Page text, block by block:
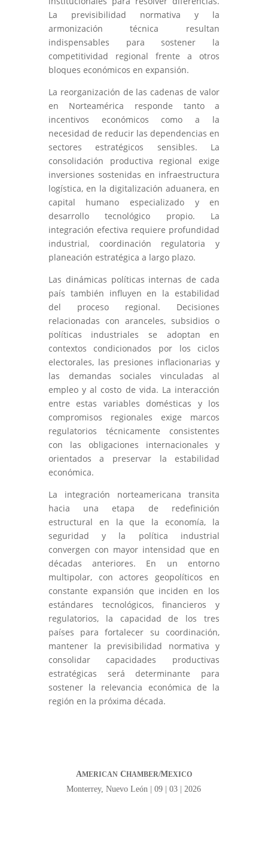
La previsibilidad normativa y la
armonización técnica resultan
indispensables para sostener la
competitividad regional frente a otros
bloques económicos en expansión.
La reorganización de las cadenas de valor
en Norteamérica responde tanto a
incentivos económicos como a la
necesidad de reducir las dependencias en
sectores estratégicos sensibles. La
consolidación productiva regional exige
inversiones sostenidas en infraestructura
logística, en la digitalización aduanera, en
capital humano especializado y en
desarrollo tecnológico propio. La
integración efectiva requiere profundidad
industrial, coordinación regulatoria y
planeación estratégica a largo plazo.
Las dinámicas políticas internas de cada
país también influyen en la estabilidad
del proceso regional. Decisiones
relacionadas con aranceles, subsidios o
políticas industriales se adoptan en
contextos condicionados por los ciclos
electorales, las presiones inflacionarias y
las demandas sociales vinculadas al
empleo y al costo de vida. La interacción
entre estas variables domésticas y los
compromisos regionales exige marcos
regulatorios técnicamente consistentes
con las obligaciones internacionales y
orientados a preservar la estabilidad
económica.
La integración norteamericana transita
hacia una etapa de redefinición
estructural en la que la economía, la
seguridad y la política industrial
convergen con mayor intensidad que en
décadas anteriores. En un entorno
multipolar, con actores geopolíticos en
constante expansión que inciden en los
estándares tecnológicos, financieros y
regulatorios, la capacidad de los tres
países para fortalecer su coordinación,
mantener la previsibilidad normativa y
consolidar capacidades productivas
estratégicas será determinante para
sostener la relevancia económica de la
región en la próxima década.
AMERICANCHAMBER/MEXICO
Monterrey, Nuevo León | 09 | 03 | 2026